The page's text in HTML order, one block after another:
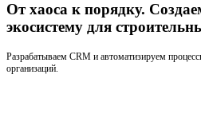
От хаоса к порядку.
экосистему для
Разрабатываем CRM и автоматизируем
организаций.